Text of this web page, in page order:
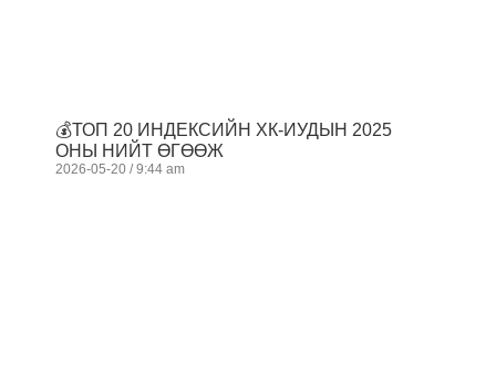
💰ТОП 20 ИНДЕКСИЙН ХК-ИУДЫН 2025
ОНЫ НИЙТ ӨГӨӨЖ
2026-05-20 9:44 am